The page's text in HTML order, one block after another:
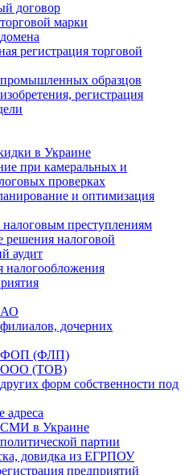
договор
марки
регистрация торговой
промышленных образцов
регистрация
в Украине
при камеральных и
проверках
и оптимизация
преступлениям
решения налоговой
аудит
налогообложения
АО
дочерних
ФОП (ФЛП)
ООО (ТОВ)
форм собственности под
адреса
СМИ в Украине
партии
довидка из ЕГРПОУ
предприятий